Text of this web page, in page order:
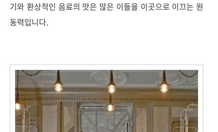
기와 환상적인 음료의 맛은 많은 이들을 이곳으로 이끄는 원
동력입니다.